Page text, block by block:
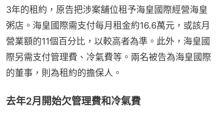
3年的租約，原告把涉案舖位租予海皇國際經營海皇
粥店。海皇國際需支付每月租金約16.6萬元，或該月
營業額的11個百分比，以較高者為準。此外，海皇國
際另需支付管理費、冷氣費等。兩名被告為海皇國際
的董事，則為租約的擔保人。
去年2月開始欠管理費和冷氣費